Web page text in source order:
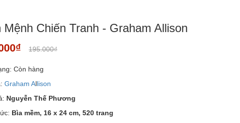
Mệnh Chiến Tranh - Graham Allison
195.000₫
Còn hàng
Graham Allison
Nguyễn Thế Phương
Bìa mềm, 16 x 24 cm, 520 trang